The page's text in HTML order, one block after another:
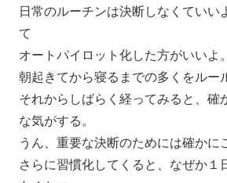
日常のルーチンは決断しなくていい
て
オートパイロット化した方がいいよ
朝起きてから寝るまでの多くをルー
それからしばらく経ってみると、 確
な気がする。
うん、 重要な決断のためには確かに
さらに習慣化してくると、なぜか１